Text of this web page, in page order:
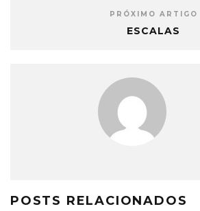
PRÓXIMO ARTIGO
ESCALAS
POSTS RELACIONADOS